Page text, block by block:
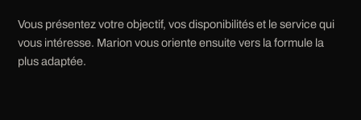
Vous présentez votre objectif, vos disponibilités et le service qui
vous intéresse. Marion vous oriente ensuite vers la formule la
plus adaptée.